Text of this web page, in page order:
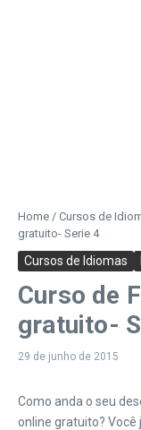
Home / Cursos de
gratuito- Serie 4
Cursos de Idiomas
Curso de
gratuito-
29 de junho de 2015
Como anda o seu
online gratuito? Você